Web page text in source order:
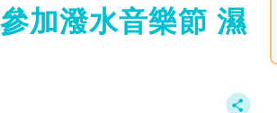
加潑水音樂節 濕